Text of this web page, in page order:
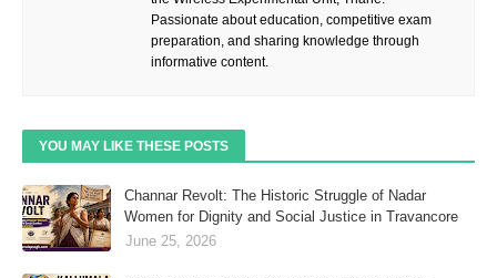
Passionate about education, competitive exam
preparation, and sharing knowledge through
informative content.
YOU MAY LIKE THESE POSTS
Channar Revolt: The Historic Struggle of Nadar
Women for Dignity and Social Justice in Travancore
June 25, 2026